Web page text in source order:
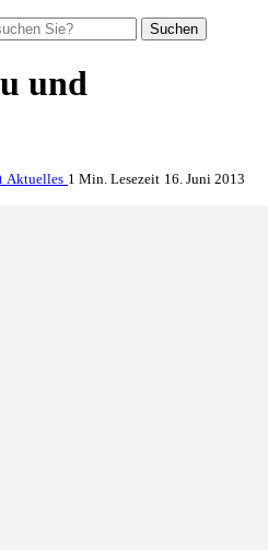
Suchen
und
Aktuelles 1 Min. Lesezeit 16. Juni 2013